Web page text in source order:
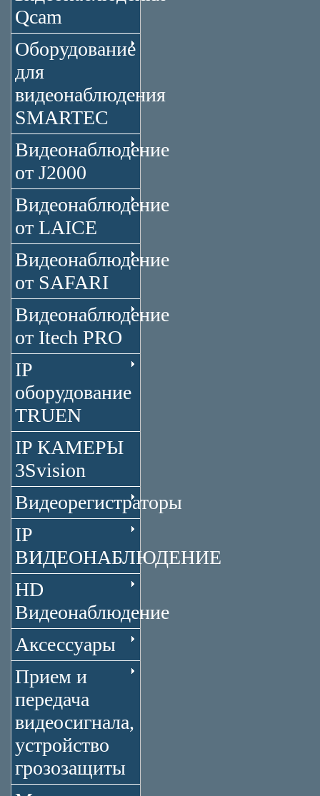
Qcam
Оборудование
для
видеонаблюдения
SMARTEC
Видеонаблюдение
от J2000
Видеонаблюдение
от LAICE
Видеонаблюдение
от SAFARI
Видеонаблюдение
от Itech PRO
IP
оборудование
TRUEN
IP КАМЕРЫ
3Svision
Видеорегистраторы
IP
ВИДЕОНАБЛЮДЕНИЕ
HD
Видеонаблюдение
Аксессуары
Прием и
передача
видеосигнала,
устройство
грозозащиты